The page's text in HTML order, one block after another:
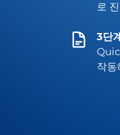
로
3단
작동